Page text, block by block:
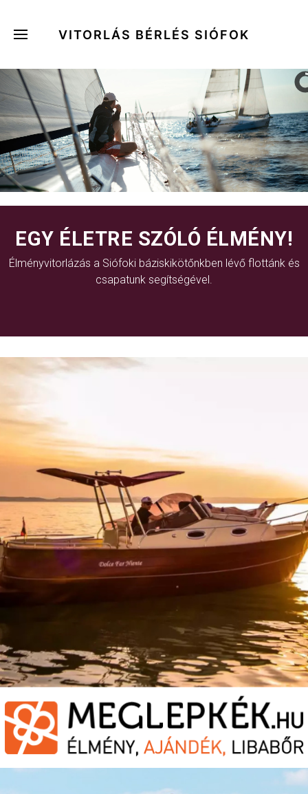
VITORLÁS BÉRLÉS SIÓFOK
EGY ÉLETRE SZÓLÓ ÉLMÉNY!
Élményvitorlázás a Siófoki báziskikötőnkben lévő flottánk és
csapatunk segítségével.